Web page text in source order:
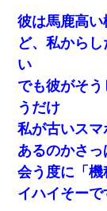
彼は馬鹿高
ど、私から
い
でも彼がそ
うだけ
私が古いス
あるのかさ
会う度に「
イハイそー